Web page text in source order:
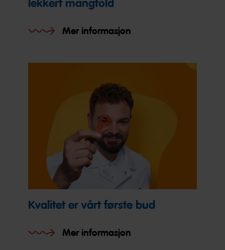
lekkert mangfold
Mer informasjon
Kvalitet er vårt første bud
Mer informasjon